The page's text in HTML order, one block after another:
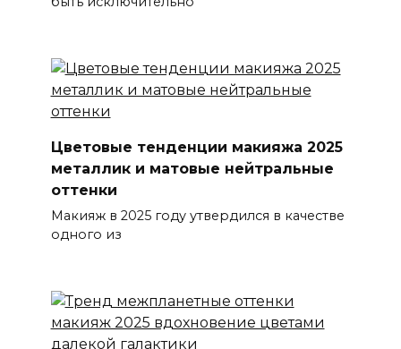
Цветовые тенденции макияжа 2025
металлик и матовые нейтральные
оттенки
Макияж в 2025 году утвердился в качестве
одного из